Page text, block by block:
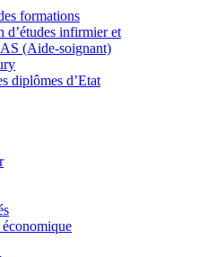
formations
d’études infirmier et
AS (Aide-soignant)
diplômes d’Etat